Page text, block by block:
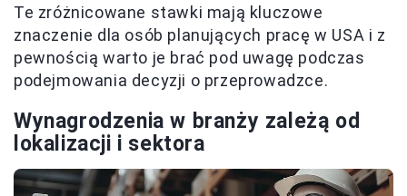
Te zróżnicowane stawki mają kluczowe
znaczenie dla osób planujących pracę w USA i z
pewnością warto je brać pod uwagę podczas
podejmowania decyzji o przeprowadzce.
Wynagrodzenia w branży zależą od
lokalizacji i sektora